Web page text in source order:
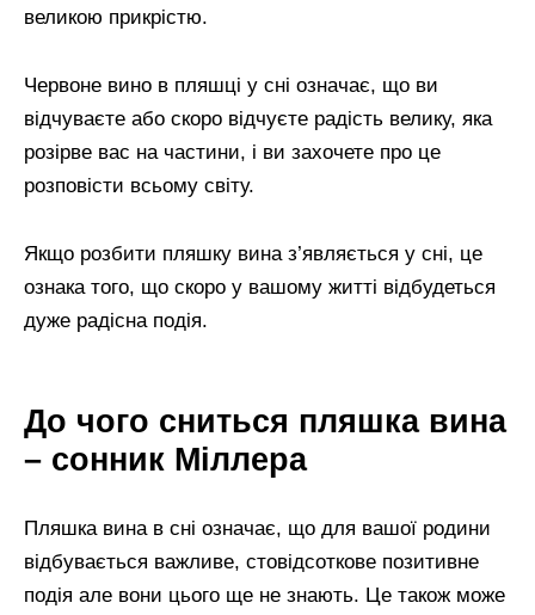
великою прикрістю.
Червоне вино в пляшці у сні означає, що ви
відчуваєте або скоро відчуєте радість велику, яка
розірве вас на частини, і ви захочете про це
розповісти всьому світу.
Якщо розбити пляшку вина з’являється у сні, це
ознака того, що скоро у вашому житті відбудеться
дуже радісна подія.
До чого сниться пляшка вина
– сонник Міллера
Пляшка вина в сні означає, що для вашої родини
відбувається важливе, стовідсоткове позитивне
подія але вони цього ще не знають. Це також може